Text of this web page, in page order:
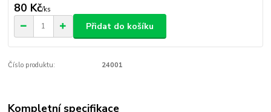
80 Kč/ks
Přidat do košíku
Číslo produktu: 24001
Kompletní specifikace